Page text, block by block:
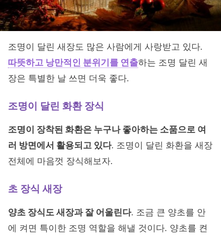
조명이 달린 새장도 많은 사람에게 사랑받고 있다.
따뜻하고 낭만적인 분위기를 연출하는 조명 달린 새
장은 특별한 날 쓰면 더욱 좋다.
조명이 달린 화환 장식
조명이 장착된 화환은 누구나 좋아하는 소품으로 여
러 방면에서 활용되고 있다. 조명이 달린 화환을 새장
전체에 마음껏 장식해보자.
초 장식 새장
양초 장식도 새장과 잘 어울린다. 조금 큰 양초를 안
에 켜면 특이한 조명 역할을 해낼 것이다. 양초를 켠